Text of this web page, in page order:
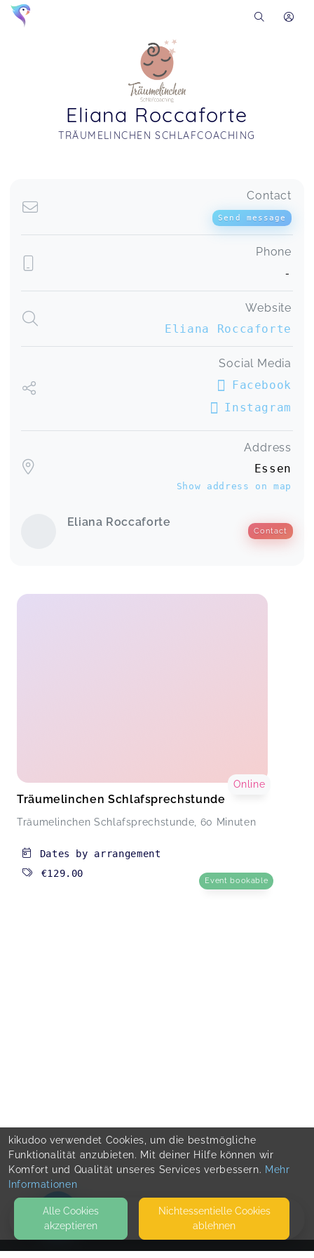
HOME
Eliana Roccaforte
TRÄUMELINCHEN SCHLAFCOACHING
Contact
Send message
Phone
-
Website
Eliana Roccaforte
Social Media
Facebook
Instagram
Address
Essen
Show address on map
Eliana Roccaforte
Contact
Träumelinchen Schlafsprechstunde
Träumelinchen Schlafsprechstunde, 60 Minuten
Online
Dates by arrangement
€129.00
Event bookable
kikudoo verwendet Cookies, um die bestmögliche
Funktionalität anzubieten. Mit deiner Hilfe können wir
Komfort und Qualität unseres Services verbessern. Mehr
Informationen
Alle Cookies
akzeptieren
Nicht­essentielle Cookies
ablehnen